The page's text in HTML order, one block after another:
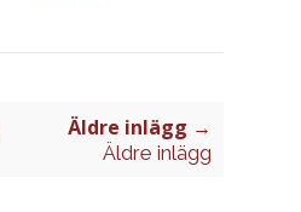
Äldre inlägg →
Äldre inlägg